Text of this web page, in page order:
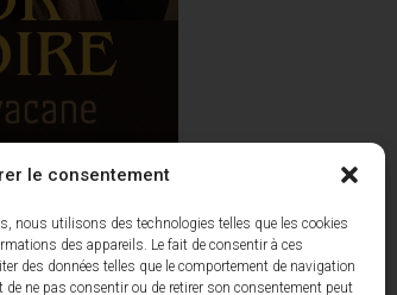
le consentement
nous utilisons des technologies telles que les cookies
des appareils. Le fait de consentir à ces
des données telles que le comportement de navigation
ne pas consentir ou de retirer son consentement peut